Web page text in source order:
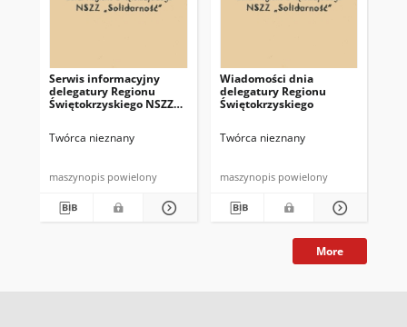
Serwis informacyjny
delegatury Regionu
Świętokrzyskiego NSZZ
Twórca nieznany
maszynopis powielony
Wiadomości dnia
delegatury Regionu
Świętokrzyskiego
Twórca nieznany
maszynopis powielony
More